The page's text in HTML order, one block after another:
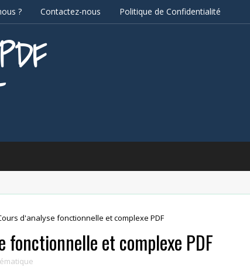
? Contactez-nous Politique de Confidentialité
d'analyse fonctionnelle et complexe PDF
fonctionnelle et complexe PDF